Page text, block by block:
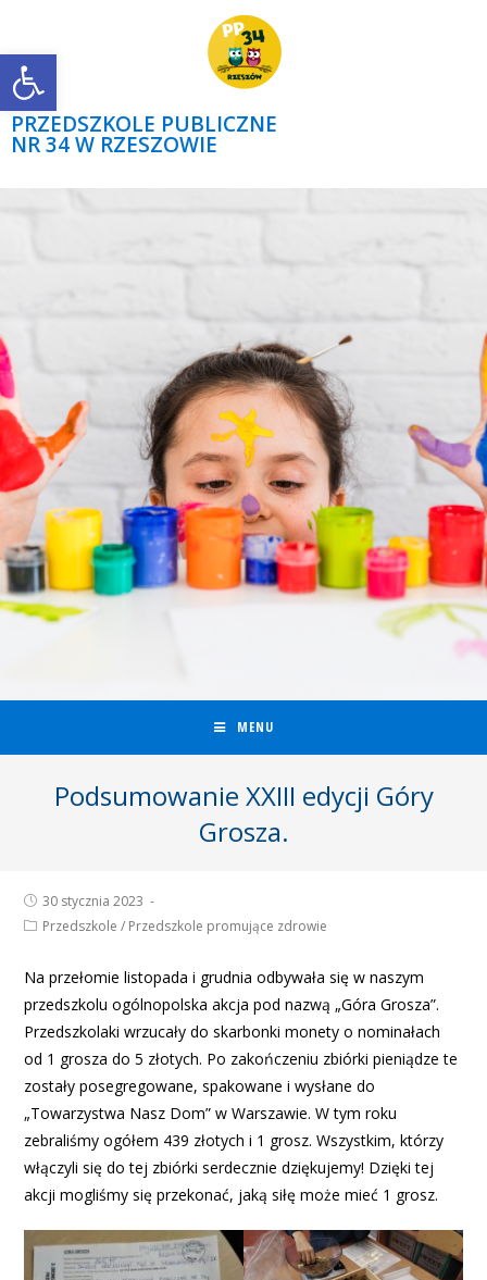
Open toolbar
PRZEDSZKOLE PUBLICZNE
NR 34 W RZESZOWIE
MENU
Podsumowanie XXIII edycji Góry
Grosza.
30 stycznia 2023
Przedszkole / Przedszkole promujące zdrowie
Na przełomie listopada i grudnia odbywała się w naszym
przedszkolu ogólnopolska akcja pod nazwą „Góra Grosza”.
Przedszkolaki wrzucały do skarbonki monety o nominałach
od 1 grosza do 5 złotych. Po zakończeniu zbiórki pieniądze te
zostały posegregowane, spakowane i wysłane do
„Towarzystwa Nasz Dom” w Warszawie. W tym roku
zebraliśmy ogółem 439 złotych i 1 grosz. Wszystkim, którzy
włączyli się do tej zbiórki serdecznie dziękujemy! Dzięki tej
akcji mogliśmy się przekonać, jaką siłę może mieć 1 grosz.